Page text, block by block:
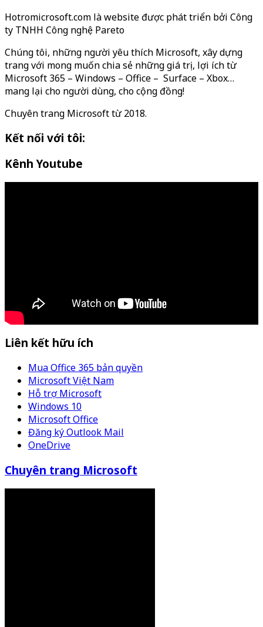
Hotromicrosoft.com là website được phát triển bởi Công
ty TNHH Công nghệ Pareto
Chúng tôi, những người yêu thích Microsoft, xây dựng
trang với mong muốn chia sẻ những giá trị, lợi ích từ
Microsoft 365 – Windows – Office – Surface – Xbox…
mang lại cho người dùng, cho cộng đồng!
Chuyên trang Microsoft từ 2018.
Kết nối với tôi:
Kênh Youtube
Liên kết hữu ích
Mua Office 365 bản quyền
Microsoft Việt Nam
Hỗ trợ Microsoft
Windows 10
Microsoft Office
Đăng ký Outlook Mail
OneDrive
Chuyên trang Microsoft